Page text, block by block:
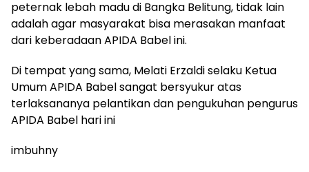
peternak lebah madu di Bangka Belitung, tidak lain
adalah agar masyarakat bisa merasakan manfaat
dari keberadaan APIDA Babel ini.
Di tempat yang sama, Melati Erzaldi selaku Ketua
Umum APIDA Babel sangat bersyukur atas
terlaksananya pelantikan dan pengukuhan pengurus
APIDA Babel hari ini
imbuhny